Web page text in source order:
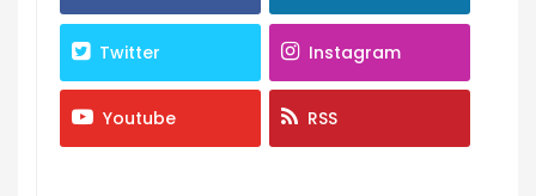
Twitter Instagram
Youtube RSS